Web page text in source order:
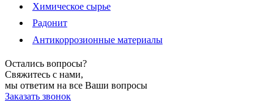
Химическое сырье
Радонит
Антикоррозионные материалы
Остались вопросы?
Свяжитесь с нами,
мы ответим на все Ваши вопросы
Заказать звонок